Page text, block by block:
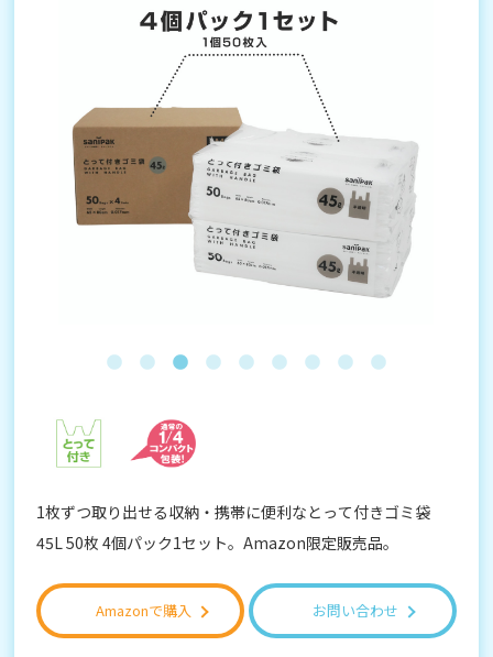
1枚ずつ取り出せる収納・携帯に便利なとって付きゴミ袋
45L 50枚 4個パック1セット。Amazon限定販売品。
Amazonで購入 お問い合わせ